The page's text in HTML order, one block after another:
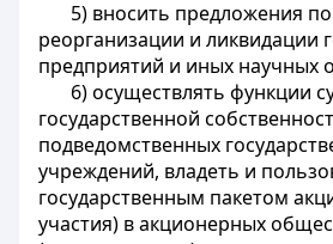
5) вносить предложения
реорганизации и ликвидации
предприятий и иных научных
6) осуществлять функции
государственной
подведомственных
учреждений, владеть и
государственным пакетом
участия) в акционерных